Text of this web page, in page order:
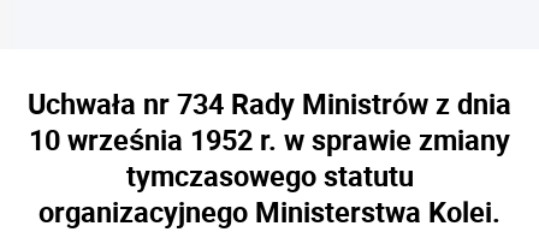
Uchwała nr 734 Rady Ministrów z dnia
10 września 1952 r. w sprawie zmiany
tymczasowego statutu
organizacyjnego Ministerstwa Kolei.